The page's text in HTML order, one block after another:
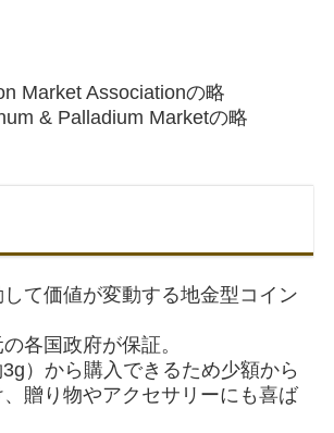
Market Associationの略
& Palladium Marketの略
て価値が変動する地金型コイン
各国政府が保証。
）から購入できるため少額から
贈り物やアクセサリーにも喜ば